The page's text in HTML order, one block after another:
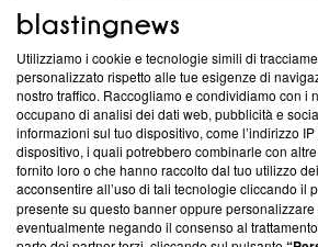
ABOUT
Questa sezione offre informazioni
News, sui nostri processi editoriali e su
creare news di qualità. Inoltre, afferma la
‘Trust Project - News with Integrity’
ancora membro del programma, ma ha
parte; Trust Project non ha ancora
conformità agli standard.
Utilizziamo i cookie e tecnologie simili di
personalizzato rispetto alle tue esigenze di
nostro traffico. Raccogliamo e condividiamo con i
occupano di analisi dei dati web, pubblicità e
informazioni sul tuo dispositivo, come l’indirizzo
dispositivo, i quali potrebbero combinarle con
fornito loro o che hanno raccolto dal tuo utilizzo
acconsentire all’uso di tali tecnologie cliccando il
presente su questo banner oppure
eventualmente negando il consenso al